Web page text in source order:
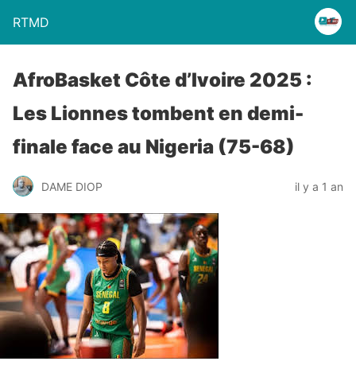
RTMD
AfroBasket Côte d’Ivoire 2025 :
Les Lionnes tombent en demi-
finale face au Nigeria (75-68)
DAME DIOP il y a 1 an